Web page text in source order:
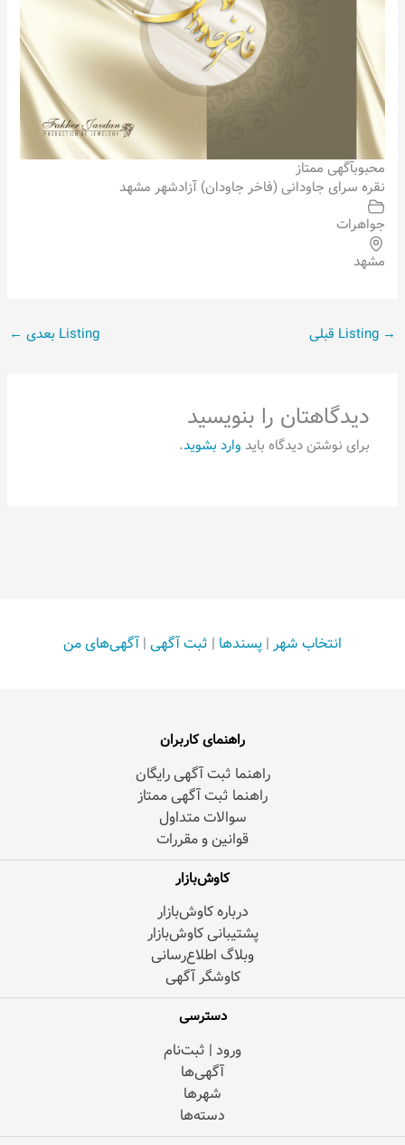
محبوبآگهی ممتاز
نقره سرای جاودانی (فاخر جاودان) آزادشهر مشهد
جواهرات
مشهد
→ Listing بعدی ←
دیدگاهتان را بنویسید
برای نوشتن دیدگاه باید وارد بشوید.
انتخاب شهر | پسندها | ثبت آگهی | آگهی‌های من
راهنمای کاربران
راهنما ثبت آگهی رایگان
راهنما ثبت آگهی ممتاز
سوالات متداول
قوانین و مقررات
کاوش‌بازار
درباره کاوش‌بازار
پشتیبانی کاوش‌بازار
وبلاگ اطلاع‌رسانی
کاوشگر آگهی
دسترسی
ورود | ثبت‌نام
آگهی‌ها
شهرها
دسته‌ها